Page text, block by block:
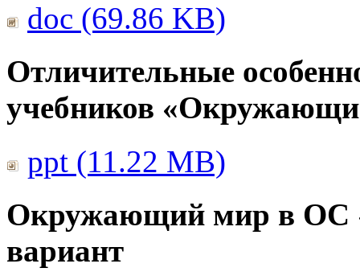
doc (69.86 KB)
Отличительные
учебников
ppt (11.22 MB)
Окружающий мир в ОС
вариант